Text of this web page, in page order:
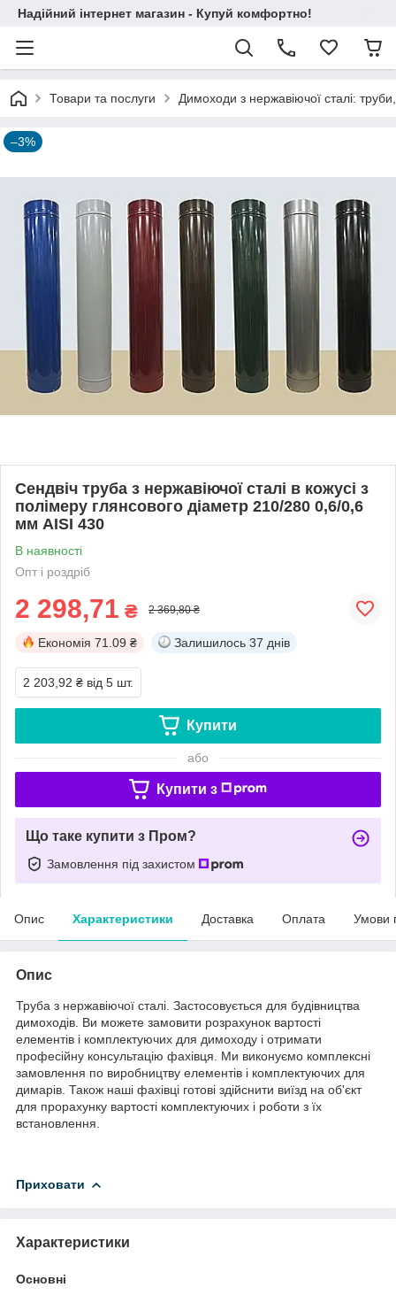
Надійний інтернет магазин - Купуй комфортно!
Товари та послуги Димоходи з нержавіючої сталі:
–3%
Сендвіч труба з нержавіючої сталі в кожусі з
полімеру глянсового діаметр 210/280 0,6/0,6
мм AISI 430
В наявності
Опт і роздріб
2 298,71 ₴ 2 369,80 ₴
Економія 71.09 ₴ Залишилось 37 днів
2 203,92 ₴ від 5 шт.
Купити
або
Купити з
Що таке купити з Пром?
Замовлення під захистом
Опис Характеристики Доставка Оплата Умови
Опис
Труба з нержавіючої сталі. Застосовується для будівництва
димоходів. Ви можете замовити розрахунок вартості
елементів і комплектуючих для димоходу і отримати
професійну консультацію фахівця. Ми виконуємо комплексні
замовлення по виробництву елементів і комплектуючих для
димарів. Також наші фахівці готові здійснити виїзд на об'єкт
для прорахунку вартості комплектуючих і роботи з їх
встановлення.
Приховати
Характеристики
Основні